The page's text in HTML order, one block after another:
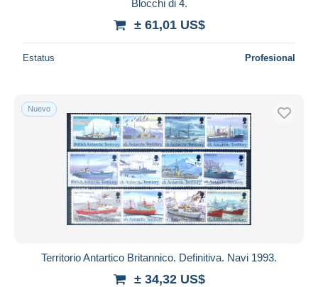
Blocchi di 4.
± 61,01 US$
Estatus Profesional
Nuevo
Territorio Antartico Britannico. Definitiva. Navi 1993.
± 34,32 US$